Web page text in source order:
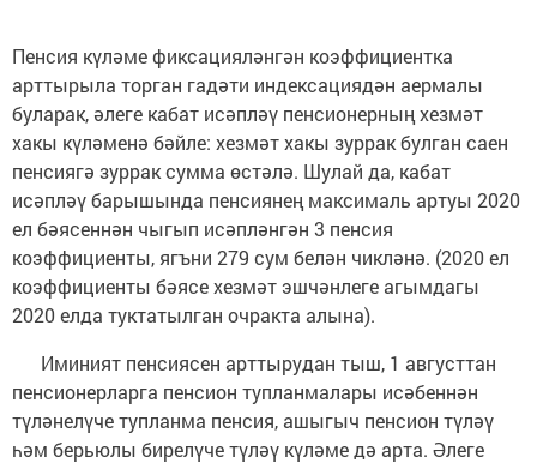
Пенсия күләме фиксацияләнгән коэффициентка
арттырыла торган гадәти индексациядән аермалы
буларак, әлеге кабат исәпләү пенсионерның хезмәт
хакы күләменә бәйле: хезмәт хакы зуррак булган саен
пенсиягә зуррак сумма өстәлә. Шулай да, кабат
исәпләү барышында пенсиянең максималь артуы 2020
ел бәясеннән чыгып исәпләнгән 3 пенсия
коэффициенты, ягъни 279 сум белән чикләнә. (2020 ел
коэффициенты бәясе хезмәт эшчәнлеге агымдагы
2020 елда туктатылган очракта алына).
Иминият пенсиясен арттырудан тыш, 1 августтан
пенсионерларга пенсион тупланмалары исәбеннән
түләнелүче тупланма пенсия, ашыгыч пенсион түләү
һәм берьюлы бирелүче түләү күләме дә арта. Әлеге